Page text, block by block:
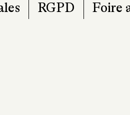
RGPD Foire